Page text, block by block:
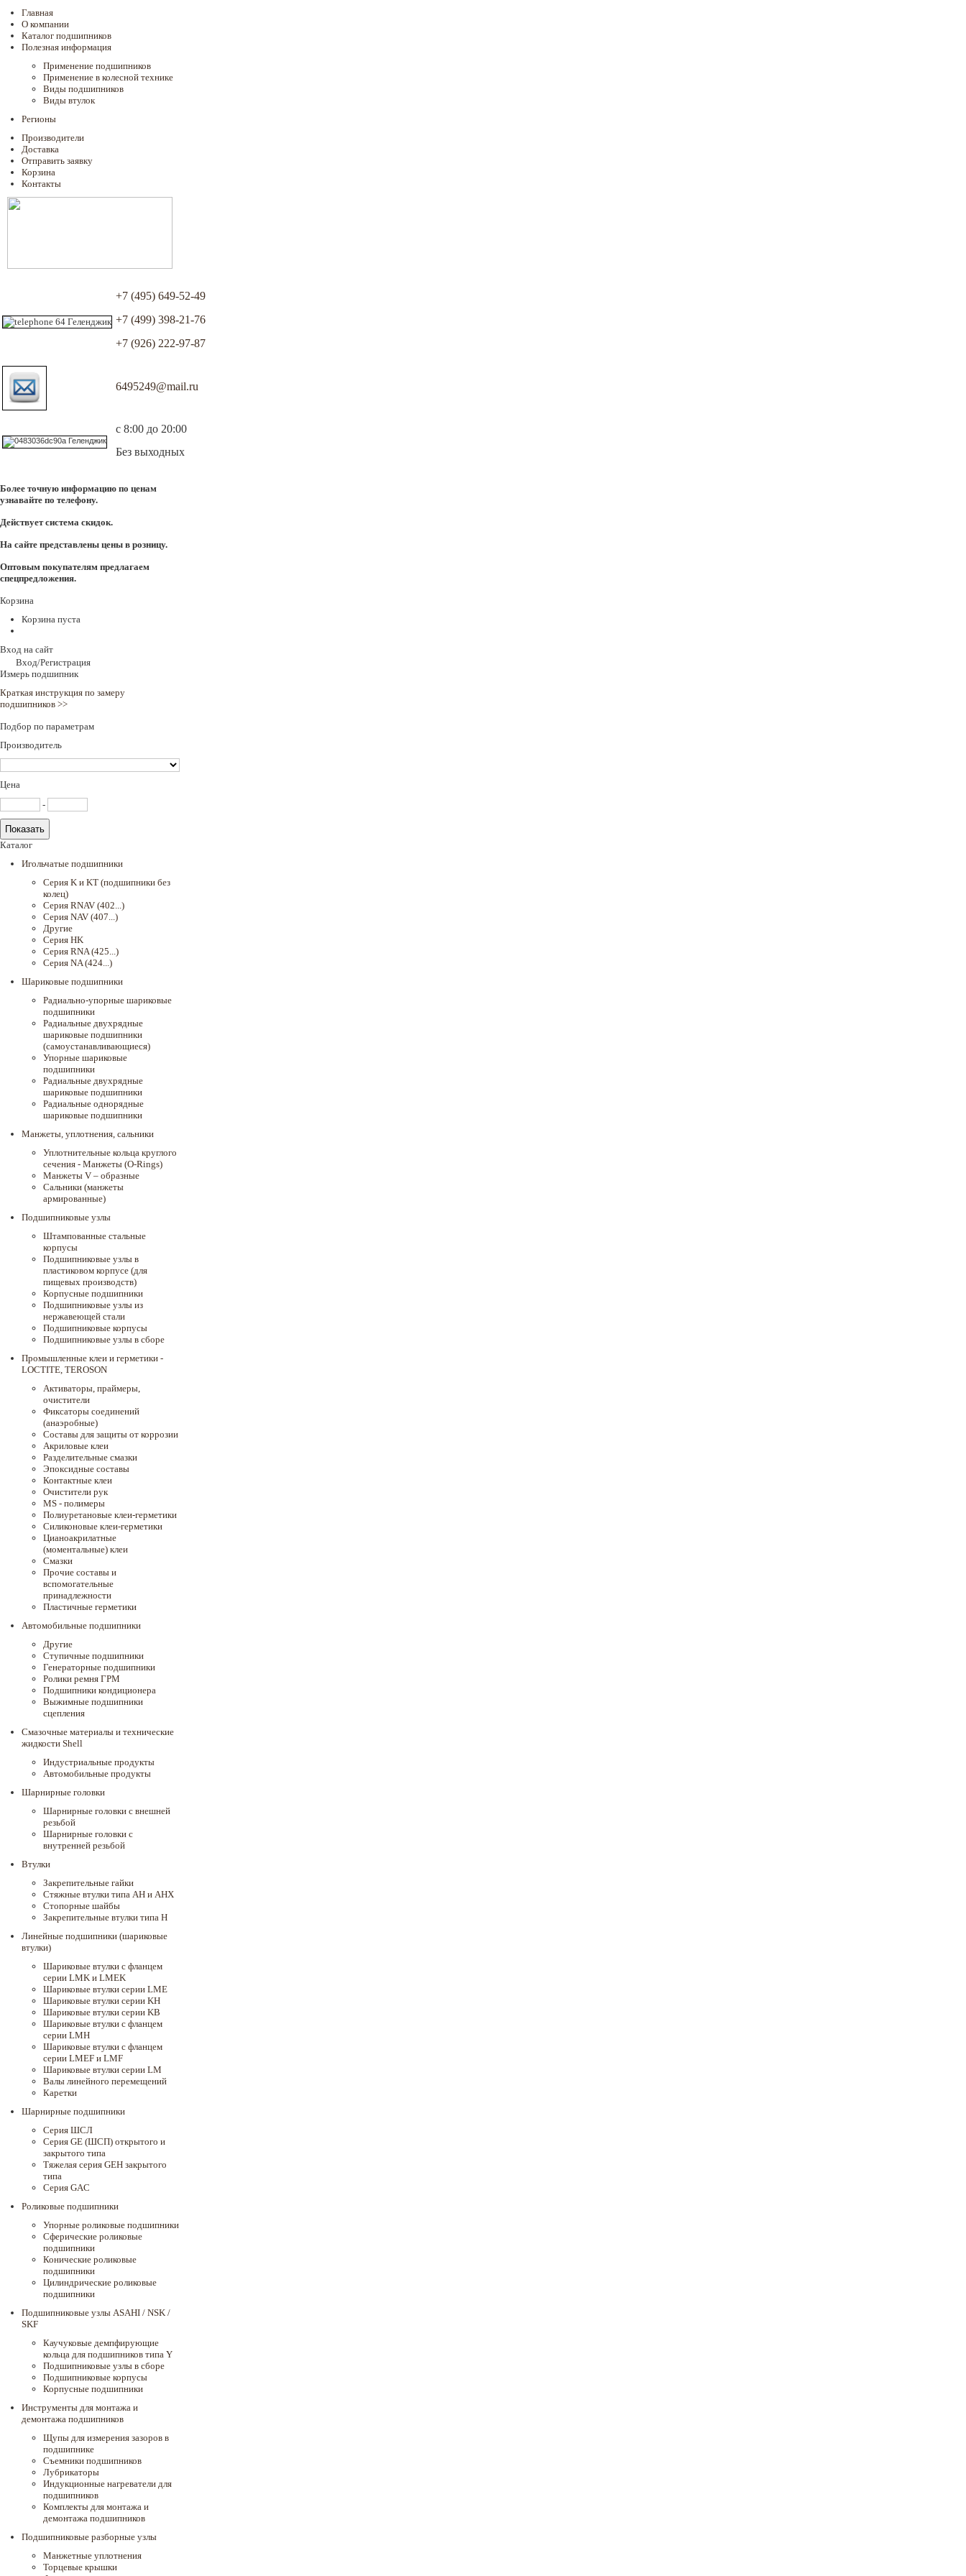
Главная
О компании
Каталог подшипников
Полезная информация
Применение подшипников
Применение в колесной технике
Виды подшипников
Виды втулок
Регионы
Производители
Доставка
Отправить заявку
Корзина
Контакты
+7 (495) 649-52-49
+7 (499) 398-21-76
+7 (926) 222-97-87
6495249@mail.ru
с 8:00 до 20:00
Без выходных
Более точную информацию по ценам
узнавайте по телефону.
Действует система скидок.
На сайте представлены цены в розницу.
Оптовым покупателям предлагаем
спецпредложения.
Корзина
Корзина пуста
Вход на сайт
Вход/Регистрация
Измерь подшипник
Краткая инструкция по замеру
подшипников >>
Подбор по параметрам
Производитель
Цена
-
Каталог
Игольчатые подшипники
Серия K и KT (подшипники без
колец)
Серия RNAV (402...)
Серия NAV (407...)
Другие
Серия HK
Серия RNA (425...)
Серия NA (424...)
Шариковые подшипники
Радиально-упорные шариковые
подшипники
Радиальные двухрядные
шариковые подшипники
(самоустанавливающиеся)
Упорные шариковые
подшипники
Радиальные двухрядные
шариковые подшипники
Радиальные однорядные
шариковые подшипники
Манжеты, уплотнения, сальники
Уплотнительные кольца круглого
сечения - Манжеты (O-Rings)
Манжеты V – образные
Сальники (манжеты
армированные)
Подшипниковые узлы
Штампованные стальные
корпусы
Подшипниковые узлы в
пластиковом корпусе (для
пищевых производств)
Корпусные подшипники
Подшипниковые узлы из
нержавеющей стали
Подшипниковые корпусы
Подшипниковые узлы в сборе
Промышленные клеи и герметики -
LOCTITE, TEROSON
Активаторы, праймеры,
очистители
Фиксаторы соединений
(анаэробные)
Составы для защиты от коррозии
Акриловые клеи
Разделительные смазки
Эпоксидные составы
Контактные клеи
Очистители рук
MS - полимеры
Полиуретановые клеи-герметики
Силиконовые клеи-герметики
Цианоакрилатные
(моментальные) клеи
Смазки
Прочие составы и
вспомогательные
принадлежности
Пластичные герметики
Автомобильные подшипники
Другие
Ступичные подшипники
Генераторные подшипники
Ролики ремня ГРМ
Подшипники кондиционера
Выжимные подшипники
сцепления
Смазочные материалы и технические
жидкости Shell
Индустриальные продукты
Автомобильные продукты
Шарнирные головки
Шарнирные головки с внешней
резьбой
Шарнирные головки с
внутренней резьбой
Втулки
Закрепительные гайки
Стяжные втулки типа AH и AHX
Стопорные шайбы
Закрепительные втулки типа H
Линейные подшипники (шариковые
втулки)
Шариковые втулки с фланцем
серии LMK и LMEK
Шариковые втулки серии LME
Шариковые втулки серии KH
Шариковые втулки серии KB
Шариковые втулки с фланцем
серии LMH
Шариковые втулки с фланцем
серии LMEF и LMF
Шариковые втулки серии LM
Валы линейного перемещений
Каретки
Шарнирные подшипники
Cерия ШСЛ
Серия GE (ШСП) открытого и
закрытого типа
Тяжелая серия GEH закрытого
типа
Серия GAC
Роликовые подшипники
Упорные роликовые подшипники
Сферические роликовые
подшипники
Конические роликовые
подшипники
Цилиндрические роликовые
подшипники
Подшипниковые узлы ASAHI / NSK /
SKF
Каучуковые демпфирующие
кольца для подшипников типа Y
Подшипниковые узлы в сборе
Подшипниковые корпусы
Корпусные подшипники
Инструменты для монтажа и
демонтажа подшипников
Щупы для измерения зазоров в
подшипнике
Съемники подшипников
Лубрикаторы
Индукционные нагреватели для
подшипников
Комплекты для монтажа и
демонтажа подшипников
Подшипниковые разборные узлы
Манжетные уплотнения
Торцевые крышки